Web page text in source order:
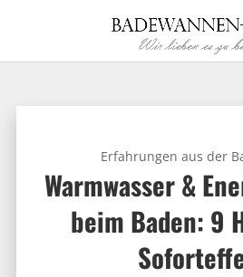
Warmwasser &
beim Baden: 9
Erfahrungen aus der